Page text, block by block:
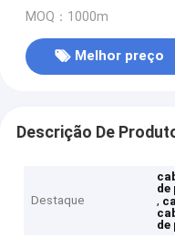
MOQ：1000m
Melhor preço
Descrição De
Destaque
de
,
de